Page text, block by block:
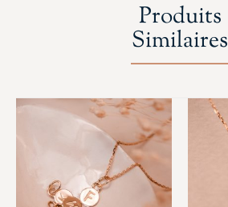
Produits
Similaires